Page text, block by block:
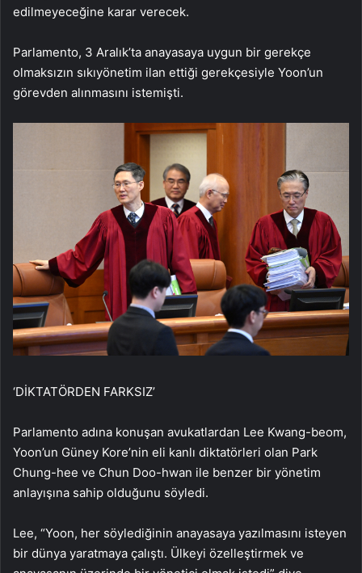
edilmeyeceğine karar verecek.
Parlamento, 3 Aralık’ta anayasaya uygun bir gerekçe
olmaksızın sıkıyönetim ilan ettiği gerekçesiyle Yoon’un
görevden alınmasını istemişti.
‘DİKTATÖRDEN FARKSIZ’
Parlamento adına konuşan avukatlardan Lee Kwang-beom,
Yoon’un Güney Kore’nin eli kanlı diktatörleri olan Park
Chung-hee ve Chun Doo-hwan ile benzer bir yönetim
anlayışına sahip olduğunu söyledi.
Lee, “Yoon, her söylediğinin anayasaya yazılmasını isteyen
bir dünya yaratmaya çalıştı. Ülkeyi özelleştirmek ve